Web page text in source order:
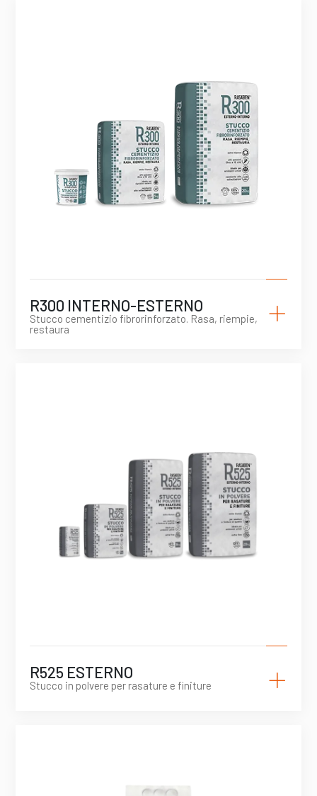
R300 INTERNO-ESTERNO
Stucco cementizio fibrorinforzato. Rasa, riempie,
restaura
+
R525 ESTERNO
Stucco in polvere per rasature e finiture +